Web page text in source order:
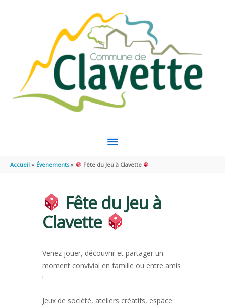
MENU
PRINCIPAL
Accueil Évenements Fête du Jeu à Clavette
Fête du Jeu à
Clavette
Venez jouer, découvrir et partager un
moment convivial en famille ou entre amis
!
Jeux de société, ateliers créatifs, espace